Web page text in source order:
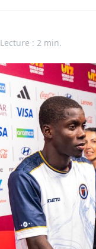
Lecture : 2 min.